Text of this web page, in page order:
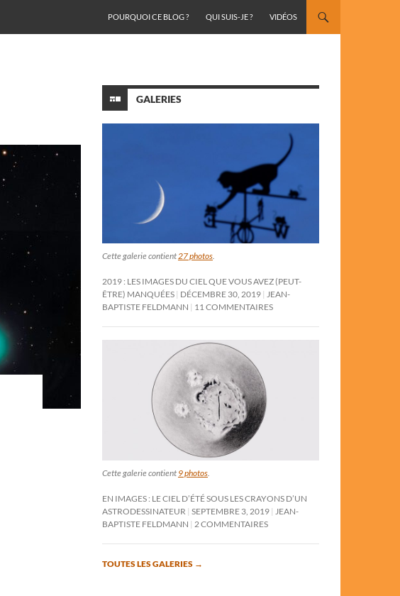
POURQUOI CE BLOG ?
QUI SUIS-JE ? VIDÉOS
GALERIES
Cette galerie contient27 photos.
2019 : LES IMAGES DU CIEL QUE VOUS AVEZ (PEUT-
ÊTRE) MANQUÉES DÉCEMBRE 30, 2019 JEAN-
BAPTISTE FELDMANN
11 COMMENTAIRES
Cette galerie contient 9 photos
EN IMAGES : LE CIEL D’ÉTÉ SOUS LES CRAYONS D’UN
ASTRODESSINATEUR SEPTEMBRE 3, 2019
JEAN-
BAPTISTE FELDMANN
2 COMMENTAIRES
TOUTES LES GALERIES →